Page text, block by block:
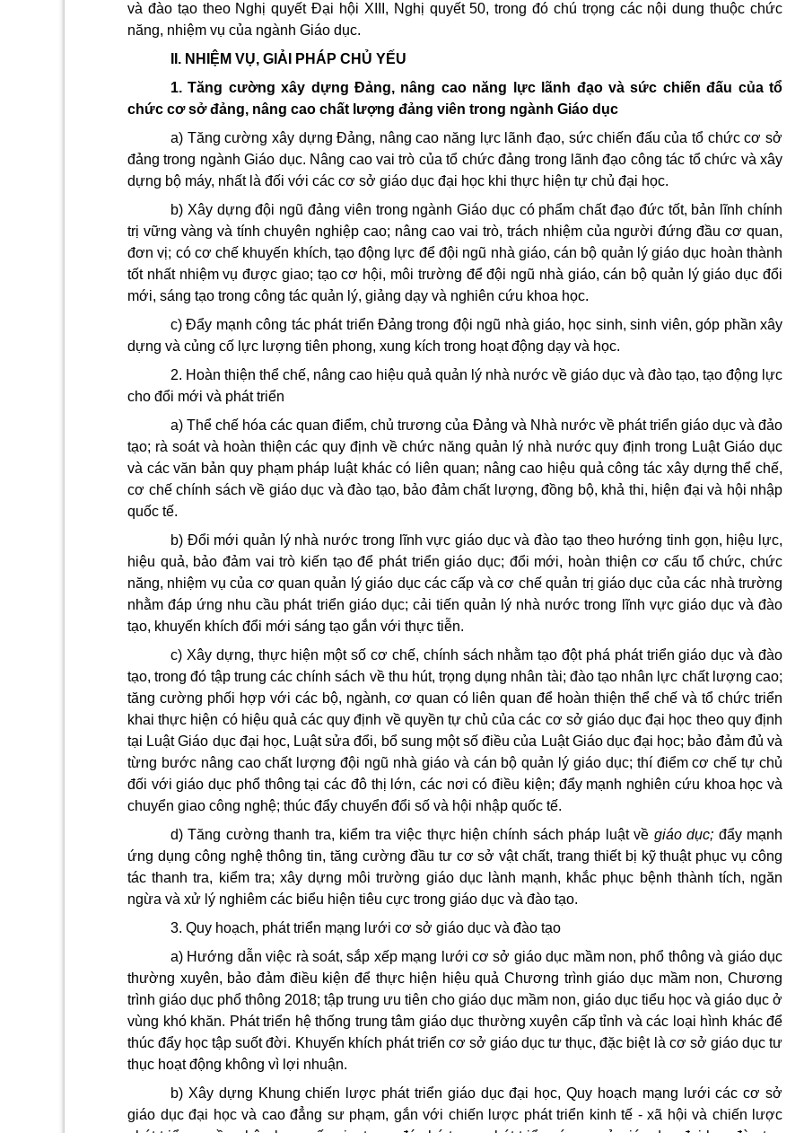
và đào tạo theo Nghị quyết Đại hội XIII, Nghị quyết 50, trong đó chú trọng các nội dung thuộc chức
năng, nhiệm vụ của ngành Giáo dục.
II. NHIỆM VỤ, GIẢI PHÁP CHỦ YẾU
1. Tăng cường xây dựng Đảng, nâng cao năng lực lãnh đạo và sức chiến đấu của tổ
chức cơ sở đảng, nâng cao chất lượng đảng viên trong ngành Giáo dục
a) Tăng cường xây dựng Đảng, nâng cao năng lực lãnh đạo, sức chiến đấu của tổ chức cơ sở
đảng trong ngành Giáo dục. Nâng cao vai trò của tổ chức đảng trong lãnh đạo công tác tổ chức và xây
dựng bộ máy, nhất là đối với các cơ sở giáo dục đại học khi thực hiện tự chủ đại học.
b) Xây dựng đội ngũ đảng viên trong ngành Giáo dục có phẩm chất đạo đức tốt, bản lĩnh chính
trị vững vàng và tính chuyên nghiệp cao; nâng cao vai trò, trách nhiệm của người đứng đầu cơ quan,
đơn vị; có cơ chế khuyến khích, tạo động lực để đội ngũ nhà giáo, cán bộ quản lý giáo dục hoàn thành
tốt nhất nhiệm vụ được giao; tạo cơ hội, môi trường để đội ngũ nhà giáo, cán bộ quản lý giáo dục đổi
mới, sáng tạo trong công tác quản lý, giảng dạy và nghiên cứu khoa học.
c) Đẩy mạnh công tác phát triển Đảng trong đội ngũ nhà giáo, học sinh, sinh viên, góp phần xây
dựng và củng cố lực lượng tiên phong, xung kích trong hoạt động dạy và học.
2. Hoàn thiện thể chế, nâng cao hiệu quả quản lý nhà nước về giáo dục và đào tạo, tạo động lực
cho đổi mới và phát triển
a) Thể chế hóa các quan điểm, chủ trương của Đảng và Nhà nước về phát triển giáo dục và đảo
tạo; rà soát và hoàn thiện các quy định về chức năng quản lý nhà nước quy định trong Luật Giáo dục
và các văn bản quy phạm pháp luật khác có liên quan; nâng cao hiệu quả công tác xây dựng thể chế,
cơ chế chính sách về giáo dục và đào tạo, bảo đảm chất lượng, đồng bộ, khả thi, hiện đại và hội nhập
quốc tế.
b) Đổi mới quản lý nhà nước trong lĩnh vực giáo dục và đào tạo theo hướng tinh gọn, hiệu lực,
hiệu quả, bảo đảm vai trò kiến tạo để phát triển giáo dục; đổi mới, hoàn thiện cơ cấu tổ chức, chức
năng, nhiệm vụ của cơ quan quản lý giáo dục các cấp và cơ chế quản trị giáo dục của các nhà trường
nhằm đáp ứng nhu cầu phát triển giáo dục; cải tiến quản lý nhà nước trong lĩnh vực giáo dục và đào
tạo, khuyến khích đổi mới sáng tạo gắn với thực tiễn.
c) Xây dựng, thực hiện một số cơ chế, chính sách nhằm tạo đột phá phát triển giáo dục và đào
tạo, trong đó tập trung các chính sách về thu hút, trọng dụng nhân tài; đào tạo nhân lực chất lượng cao;
tăng cường phối hợp với các bộ, ngành, cơ quan có liên quan để hoàn thiện thể chế và tổ chức triển
khai thực hiện có hiệu quả các quy định về quyền tự chủ của các cơ sở giáo dục đại học theo quy định
tại Luật Giáo dục đại học, Luật sửa đổi, bổ sung một số điều của Luật Giáo dục đại học; bảo đảm đủ và
từng bước nâng cao chất lượng đội ngũ nhà giáo và cán bộ quản lý giáo dục; thí điểm cơ chế tự chủ
đối với giáo dục phổ thông tại các đô thị lớn, các nơi có điều kiện; đẩy mạnh nghiên cứu khoa học và
chuyển giao công nghệ; thúc đẩy chuyển đổi số và hội nhập quốc tế.
d) Tăng cường thanh tra, kiểm tra việc thực hiện chính sách pháp luật về giáo dục; đẩy mạnh
ứng dụng công nghệ thông tin, tăng cường đầu tư cơ sở vật chất, trang thiết bị kỹ thuật phục vụ công
tác thanh tra, kiểm tra; xây dựng môi trường giáo dục lành mạnh, khắc phục bệnh thành tích, ngăn
ngừa và xử lý nghiêm các biểu hiện tiêu cực trong giáo dục và đào tạo.
3. Quy hoạch, phát triển mạng lưới cơ sở giáo dục và đào tạo
a) Hướng dẫn việc rà soát, sắp xếp mạng lưới cơ sở giáo dục mầm non, phổ thông và giáo dục
thường xuyên, bảo đảm điều kiện để thực hiện hiệu quả Chương trình giáo dục mầm non, Chương
trình giáo dục phổ thông 2018; tập trung ưu tiên cho giáo dục mầm non, giáo dục tiểu học và giáo dục ở
vùng khó khăn. Phát triển hệ thống trung tâm giáo dục thường xuyên cấp tỉnh và các loại hình khác để
thúc đẩy học tập suốt đời. Khuyến khích phát triển cơ sở giáo dục tư thục, đặc biệt là cơ sở giáo dục tư
thục hoạt động không vì lợi nhuận.
b) Xây dựng Khung chiến lược phát triển giáo dục đại học, Quy hoạch mạng lưới các cơ sở
giáo dục đại học và cao đẳng sư phạm, gắn với chiến lược phát triển kinh tế - xã hội và chiến lược